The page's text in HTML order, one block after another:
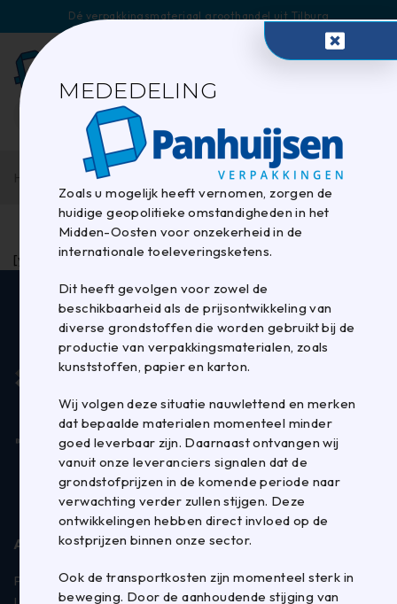
Dé verpakkingsmateriaal groothandel uit Tilburg
0
Verlanglijst
[yith_wcwl_wishlist]
ADRES
Panhuijsen Verpakkingen B.V.
MEDEDELING
Zoals u mogelijk heeft vernomen, zorgen de
huidige geopolitieke omstandigheden in het
Midden-Oosten voor onzekerheid in de
internationale toeleveringsketens.
Dit heeft gevolgen voor zowel de
beschikbaarheid als de prijsontwikkeling van
diverse grondstoffen die worden gebruikt bij de
productie van verpakkingsmaterialen, zoals
kunststoffen, papier en karton.
Wij volgen deze situatie nauwlettend en merken
dat bepaalde materialen momenteel minder
goed leverbaar zijn. Daarnaast ontvangen wij
vanuit onze leveranciers signalen dat de
grondstofprijzen in de komende periode naar
verwachting verder zullen stijgen. Deze
ontwikkelingen hebben direct invloed op de
kostprijzen binnen onze sector.
Ook de transportkosten zijn momenteel sterk in
beweging. Door de aanhoudende stijging van